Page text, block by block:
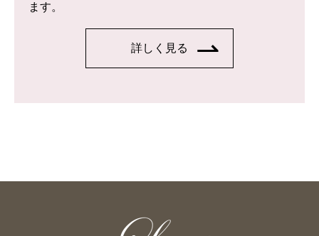
ます。
詳しく見る